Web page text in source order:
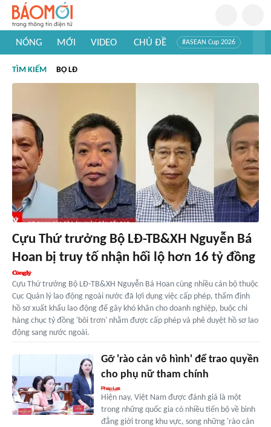
NÓNG MỚI VIDEO CHỦ ĐỀ #ASEAN Cup 2026
#Khám phá Việt Nam
TÌM KIẾM BỘ LĐ
Cựu Thứ trưởng Bộ LĐ-TB&XH Nguyễn Bá
Hoan bị truy tố nhận hối lộ hơn 16 tỷ đồng
Cựu Thứ trưởng Bộ LĐ-TB&XH Nguyễn Bá Hoan cùng nhiều cán bộ thuộc
Cục Quản lý lao động ngoài nước đã lợi dụng việc cấp phép, thẩm định
hồ sơ xuất khẩu lao động để gây khó khăn cho doanh nghiệp, buộc chi
hàng chục tỷ đồng 'bôi trơn' nhằm được cấp phép và phê duyệt hồ sơ lao
động sang nước ngoài.
Gỡ 'rào cản vô hình' để trao quyền
cho phụ nữ tham chính
Hiện nay, Việt Nam được đánh giá là một
trong những quốc gia có nhiều tiến bộ về bình
đẳng giới trong khu vực, song những 'rào cản